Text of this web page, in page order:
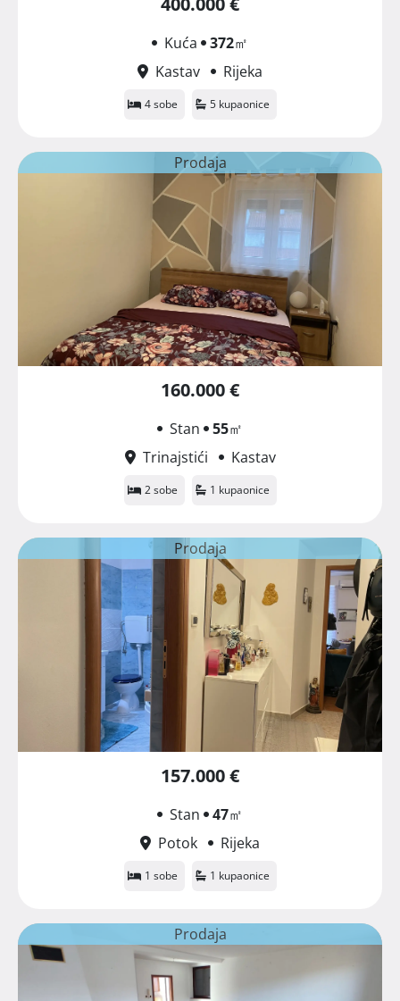
Kuća 372㎡
Kastav
Rijeka
4 sobe 5 kupaonice
Prodaja
160.000 €
Stan 55㎡
Trinajstići
Kastav
2 sobe 1 kupaonice
Prodaja
157.000 €
Stan 47㎡
Potok
Rijeka
1 sobe 1 kupaonice
Prodaja